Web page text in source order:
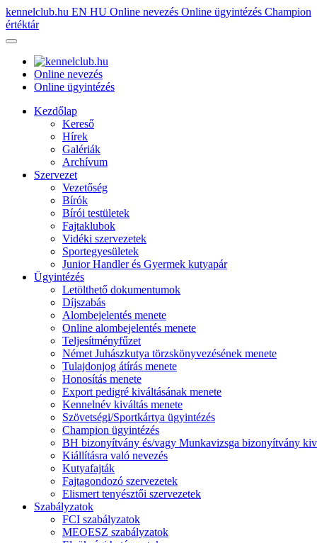
kennelclub.hu EN HU Online nevezés Online ügyintézés Champion
értéktár
Online nevezés
Online ügyintézés
Kezdőlap
Kereső
Hírek
Galériák
Archívum
Szervezet
Vezetőség
Bírók
Bírói testületek
Fajtaklubok
Vidéki szervezetek
Sportegyesületek
Junior Handler és Gyermek kutyapár
Ügyintézés
Letölthető dokumentumok
Díjszabás
Alombejelentés menete
Online alombejelentés menete
Teljesítményfűzet
Német Juhászkutya törzskönyvezésének menete
Tulajdonjog átírás menete
Honosítás menete
Export pedigré kiváltásának menete
Kennelnév kiváltás menete
Szövetségi/Sportkártya ügyintézés
Champion ügyintézés
BH bizonyítvány és/vagy Munkavizsga bizonyítvány
Kiállításra való nevezés
Kutyafajták
Fajtagondozó szervezetek
Elismert tenyésztői szervezetek
Szabályzatok
FCI szabályzatok
MEOESZ szabályzatok